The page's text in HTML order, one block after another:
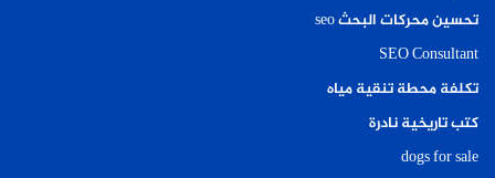
تحسين محركات البحث seo
SEO Consultant
تكلفة محطة تنقية مياه
كتب تاريخية نادرة
dogs for sale